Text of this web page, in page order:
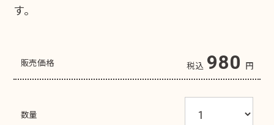
す。
販売価格 税込 980 円
数量